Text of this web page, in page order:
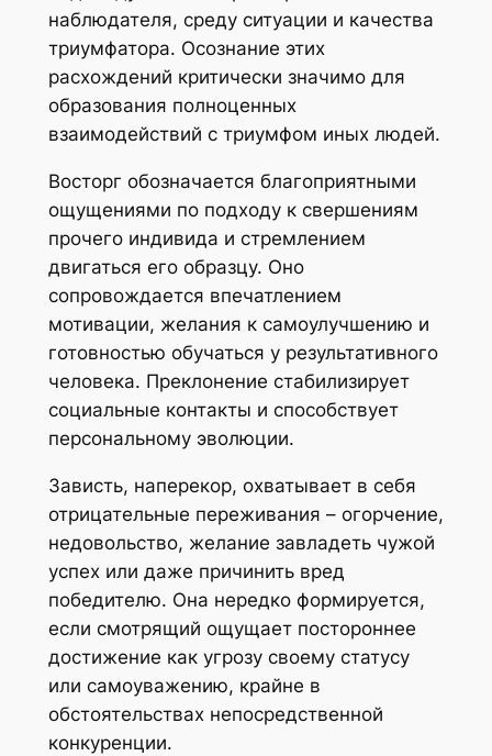
наблюдателя, среду ситуации и качества
триумфатора. Осознание этих
расхождений критически значимо для
образования полноценных
взаимодействий с триумфом иных людей.
Восторг обозначается благоприятными
ощущениями по подходу к свершениям
прочего индивида и стремлением
двигаться его образцу. Оно
сопровождается впечатлением
мотивации, желания к самоулучшению и
готовностью обучаться у результативного
человека. Преклонение стабилизирует
социальные контакты и способствует
персональному эволюции.
Зависть, наперекор, охватывает в себя
отрицательные переживания – огорчение,
недовольство, желание завладеть чужой
успех или даже причинить вред
победителю. Она нередко формируется,
если смотрящий ощущает постороннее
достижение как угрозу своему статусу
или самоуважению, крайне в
обстоятельствах непосредственной
конкуренции.